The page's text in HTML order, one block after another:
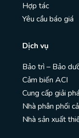
Hợp tác
Yêu cầu báo giá
Dịch vụ
Bảo trì – Bảo
Cảm biến ACI
Cung cấp giải
Nhà phân phối
Nhà sản xuất